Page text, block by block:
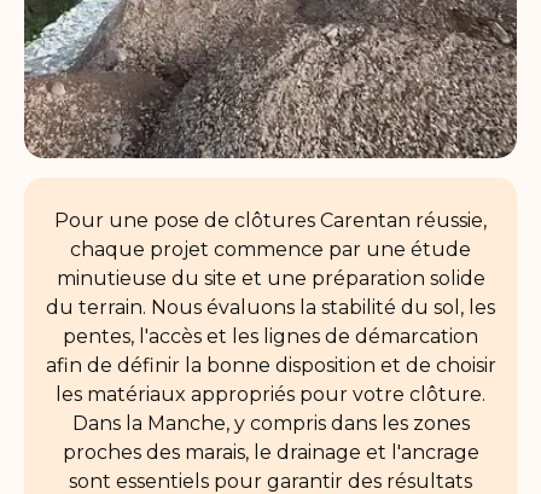
Pour une pose de clôtures Carentan réussie,
chaque projet commence par une étude
minutieuse du site et une préparation solide
du terrain. Nous évaluons la stabilité du sol, les
pentes, l'accès et les lignes de démarcation
afin de définir la bonne disposition et de choisir
les matériaux appropriés pour votre clôture.
Dans la Manche, y compris dans les zones
proches des marais, le drainage et l'ancrage
sont essentiels pour garantir des résultats